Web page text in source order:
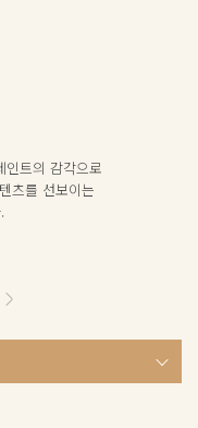
인트의 감각으로
츠를 선보이는